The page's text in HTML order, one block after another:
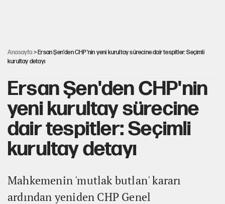
Anasayfa > Ersan Şen'den CHP'nin yeni kurultay sürecine dair tespitler: Seçimli
kurultay detayı
Ersan Şen'den CHP'nin
yeni kurultay sürecine
dair tespitler: Seçimli
kurultay detayı
Mahkemenin 'mutlak butlan' kararı
ardından yeniden CHP Genel